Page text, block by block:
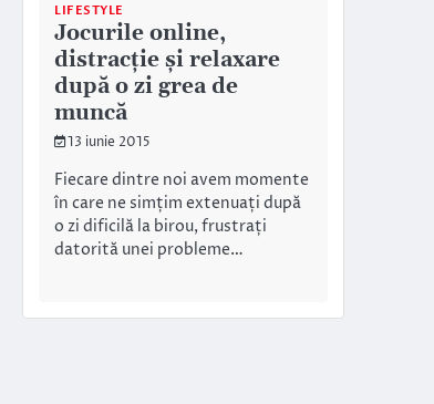
LIFESTYLE
Jocurile online,
distracție și relaxare
după o zi grea de
muncă
13 iunie 2015
Fiecare dintre noi avem momente
în care ne simțim extenuați după
o zi dificilă la birou, frustrați
datorită unei probleme…